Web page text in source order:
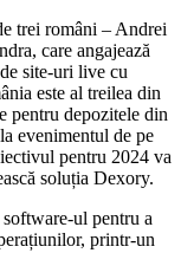
trei români – Andrei
care angajează
site-uri live cu
este al treilea din
pentru depozitele din
evenimentul de pe
pentru 2024 va
soluția Dexory.
ul pentru a
printr-un